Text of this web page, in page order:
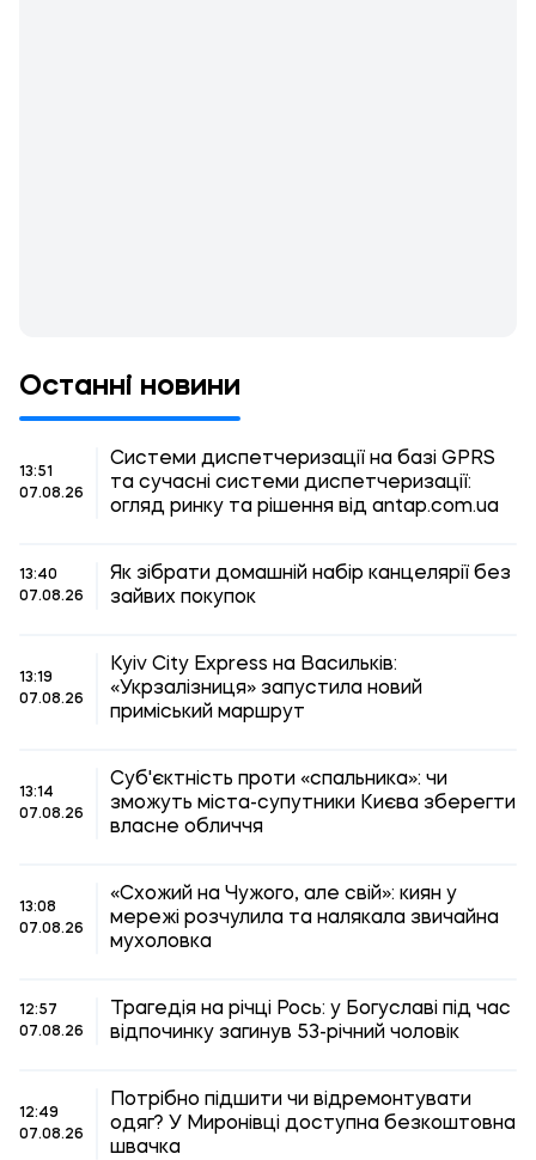
Останні новини
13:51
07.08.26
Системи диспетчеризації на базі GPRS
та сучасні системи диспетчеризації:
огляд ринку та рішення від antap.com.ua
13:40
07.08.26
Як зібрати домашній набір канцелярії без
зайвих покупок
13:19
07.08.26
Kyiv City Express на Васильків:
«Укрзалізниця» запустила новий
приміський маршрут
13:14
07.08.26
Суб'єктність проти «спальника»: чи
зможуть міста-супутники Києва зберегти
власне обличчя
13:08
07.08.26
«Схожий на Чужого, але свій»: киян у
мережі розчулила та налякала звичайна
мухоловка
12:57
07.08.26
Трагедія на річці Рось: у Богуславі під час
відпочинку загинув 53-річний чоловік
12:49
07.08.26
Потрібно підшити чи відремонтувати
одяг? У Миронівці доступна безкоштовна
швачка